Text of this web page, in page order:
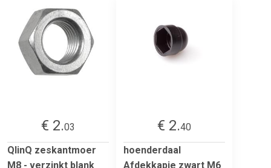
€ 2.03
QlinQ zeskantmoer
M8 - verzinkt blank
€ 2.40
hoenderdaal
Afdekkapje zwart M6